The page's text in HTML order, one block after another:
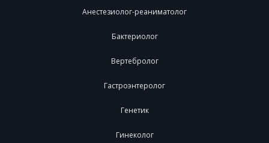
Анестезиолог-реаниматолог
Бактериолог
Вертебролог
Гастроэнтеролог
Генетик
Гинеколог